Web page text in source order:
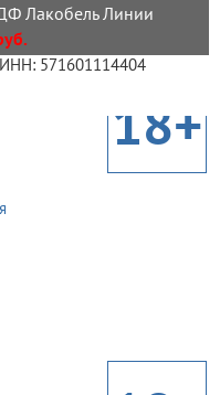
Лакобель Линии
571601114404
18+